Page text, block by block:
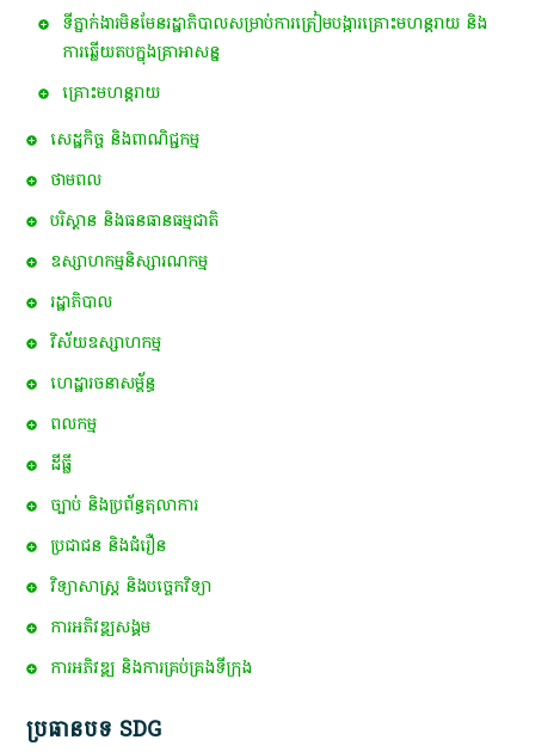
ទីភ្នាក់ងារមិនមែនរដ្ឋាភិបាលសម្រាប់ការត្រៀមបង្ការគ្រោះមហន្តរាយ និង
ការឆ្លើយតបក្នុងគ្រាអាសន្ន
គ្រោះមហន្តរាយ
សេដ្ឋកិច្ច និងពាណិជ្ជកម្ម
ថាមពល
បរិស្ថាន និងធនធានធម្មជាតិ
ឧស្សាហកម្មនិស្សារណកម្ម
រដ្ឋាភិបាល
វិស័យឧស្សាហកម្ម
ហេដ្ឋារចនាសម្ព័ន្ធ
ពល​កម្ម
ដីធ្លី
ច្បាប់ និងប្រព័ន្ធតុលាការ
ប្រជាជន និងជំរឿន
វិទ្យាសាស្ត្រ និងបច្ចេកវិទ្យា
ការ​អភិវឌ្ឍ​សង្គម
ការអភិវឌ្ឍ និងការគ្រប់គ្រងទីក្រុង
ប្រធានបទ SDG